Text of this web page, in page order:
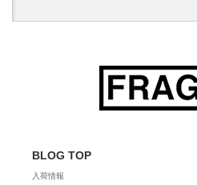
BLOG TOP
入荷情報